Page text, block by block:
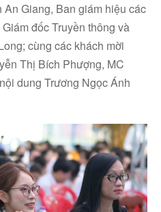
Giang, Ban giám hiệu các
đốc Truyền thông và
cùng các khách mời
Thị Bích Phượng, MC
dung Trương Ngọc Ánh